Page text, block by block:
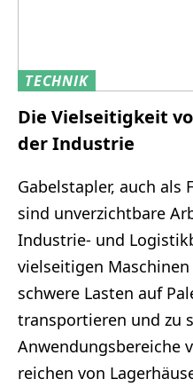
TECHNIK
Die Vielseitigkeit
der Industrie
Gabelstapler, auch als
sind unverzichtbare
Industrie- und
vielseitigen
schwere Lasten auf
transportieren und zu
Anwendungsbereiche
reichen von